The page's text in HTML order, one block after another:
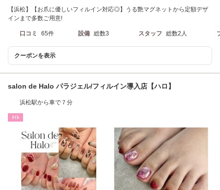
【浜松】【お爪に優しいフィルイン対応◎】うる艶マグネットから定額デザ
インまで多数ご用意!
口コミ 65件 設備 総数3 スタッフ 総数2人
クーポンを表示
salon de Halo パラジェル/フィルイン導入店【ハロ】
浜松駅から車で７分
ﾈｲﾙ